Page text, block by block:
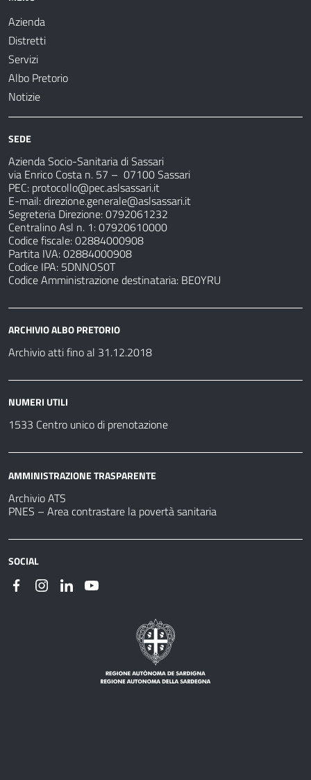
Azienda
Distretti
Servizi
Albo Pretorio
Notizie
SEDE
Azienda Socio-Sanitaria di Sassari
via Enrico Costa n. 57 – 07100 Sassari
PEC: protocollo@pec.aslsassari.it
E-mail:direzione.generale@aslsassari.it
Segreteria Direzione: 0792061232
Centralino Asl n. 1: 07920610000
Codice fiscale: 02884000908
Partita IVA: 02884000908
Codice IPA: 5DNNOS0T
Codice Amministrazione destinataria: BE0YRU
ARCHIVIO ALBO PRETORIO
Archivio atti fino al 31.12.2018
NUMERI UTILI
1533 Centro unico di prenotazione
AMMINISTRAZIONE TRASPARENTE
Archivio ATS
PNES – Area contrastare la povertà sanitaria
SOCIAL